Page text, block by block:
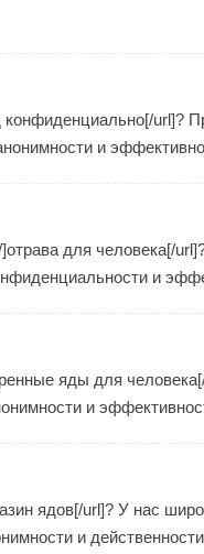
конфиденциально[/url]?
и
для человека[/
и
яды для
и
ядов[/url]? У нас
и